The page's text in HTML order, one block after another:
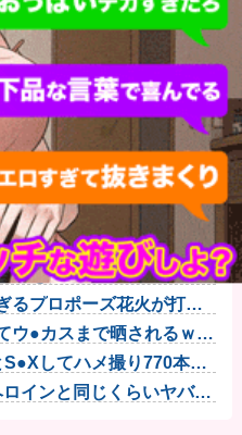
男水着で市民プールいっ
ちゃ』を入れたままMRI
あって、妙にムラムラし
、激太りすると全てが台
本が好きなのか？…中国
としたら「勝手な事する
はなく、高打率で打点稼
←わかる 中国北朝鮮
メイクしたら普通に美人
程をタイムラプスで動画
るプロポーズ花火が打ち
ウ●カスまで晒されるｗｗ
してハメ撮り770本撮
インと同じくらいヤバい